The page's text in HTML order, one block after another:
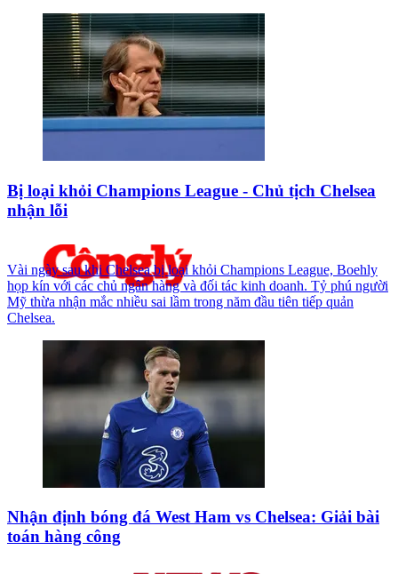
Bị loại khỏi Champions League - Chủ tịch Chelsea
nhận lỗi
Vài ngày sau khi Chelsea bị loại khỏi Champions League, Boehly
họp kín với các chủ ngân hàng và đối tác kinh doanh. Tỷ phú người
Mỹ thừa nhận mắc nhiều sai lầm trong năm đầu tiên tiếp quản
Chelsea.
Nhận định bóng đá West Ham vs Chelsea: Giải bài
toán hàng công